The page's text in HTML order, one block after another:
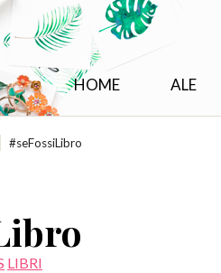
HOME ALE
#seFossiLibro
LIBRI